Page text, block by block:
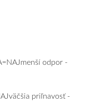
odpor -
priľnavosť -